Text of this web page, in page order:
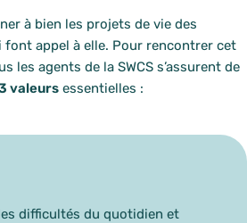
à bien les projets de vie des
appel à elle. Pour rencontrer cet
les agents de la SWCS s’assurent de
valeurs essentielles :
difficultés du quotidien et